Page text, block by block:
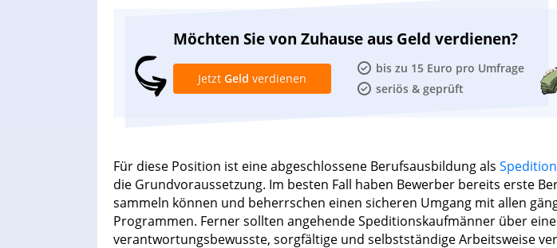
Möchten Sie von Zuhause aus Geld verdienen?
bis zu 15 Euro pro Umfrage
seriös & geprüft
Jetzt Geld verdienen
Für diese Position ist eine abgeschlossene Berufsausbildung als
die Grundvoraussetzung. Im besten Fall haben Bewerber bereits erste
sammeln können und beherrschen einen sicheren Umgang mit allen
Programmen. Ferner sollten angehende Speditionskaufmänner über eine
verantwortungsbewusste, sorgfältige und selbstständige Arbeitsweise
Heimarbeit ohne